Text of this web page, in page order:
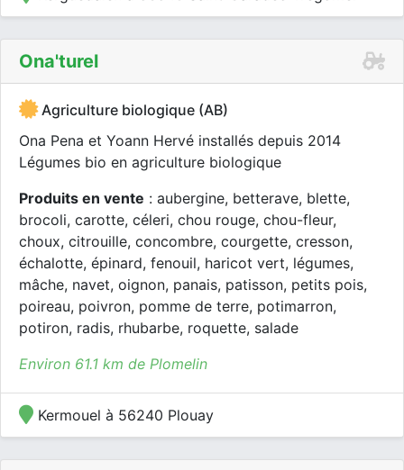
Ona'turel
Agriculture biologique (AB)
Ona Pena et Yoann Hervé installés depuis 2014
Légumes bio en agriculture biologique
Produits en vente : aubergine, betterave, blette,
brocoli, carotte, céleri, chou rouge, chou-fleur,
choux, citrouille, concombre, courgette, cresson,
échalotte, épinard, fenouil, haricot vert, légumes,
mâche, navet, oignon, panais, patisson, petits pois,
poireau, poivron, pomme de terre, potimarron,
potiron, radis, rhubarbe, roquette, salade
Environ 61.1 km de Plomelin
Kermouel à 56240 Plouay